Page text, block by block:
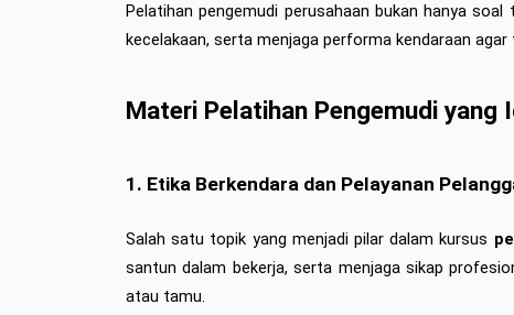
Pelatihan pengemudi perusahaan bukan hanya
kecelakaan, serta menjaga performa kendaraan
Materi Pelatihan Pengemudi yang
1. Etika Berkendara dan Pelayanan
Salah satu topik yang menjadi pilar dalam kursus
santun dalam bekerja, serta menjaga sikap
atau tamu.